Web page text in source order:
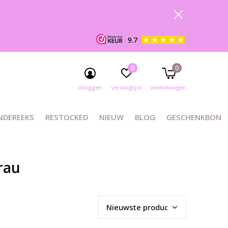
RESTOCKED NIEUW BLOG GESCHENKBON
inloggen verlanglijst
0
winkelwagen
0
9.7